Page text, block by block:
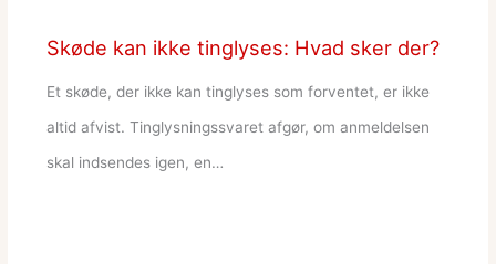
Skøde kan ikke tinglyses: Hvad sker der?
Et skøde, der ikke kan tinglyses som forventet, er ikke
altid afvist. Tinglysningssvaret afgør, om anmeldelsen
skal indsendes igen, en…